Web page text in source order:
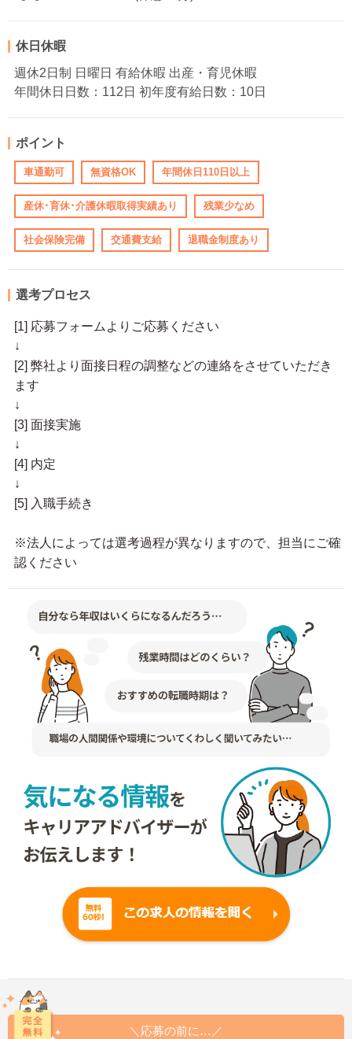
休日休暇
週休2日制 日曜日 有給休暇 出産・育児休暇
年間休日日数：112日 初年度有給日数：10日
ポイント
車通勤可 無資格OK 年間休日110日以上
産休･育休･介護休暇取得実績あり 残業少なめ
社会保険完備 交通費支給 退職金制度あり
選考プロセス
[1] 応募フォームよりご応募ください
↓
[2] 弊社より面接日程の調整などの連絡をさせていただき
ます
↓
[3] 面接実施
↓
[4] 内定
↓
[5] 入職手続き
※法人によっては選考過程が異なりますので、担当にご確
認ください
＼応募の前に…／